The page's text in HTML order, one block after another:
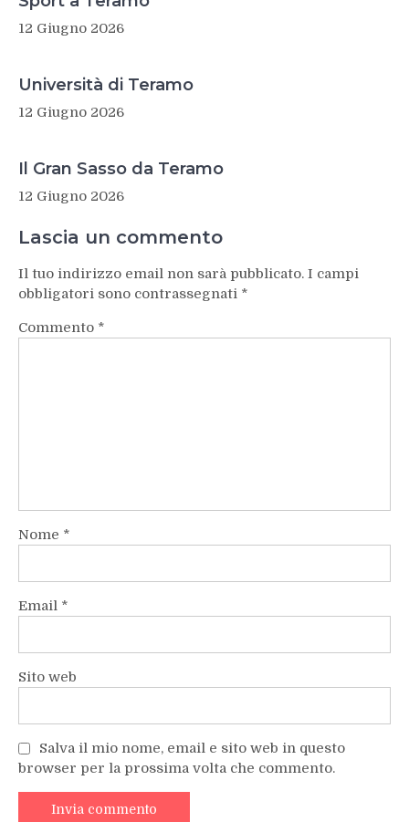
12 Giugno 2026
Università di Teramo
12 Giugno 2026
Il Gran Sasso da Teramo
12 Giugno 2026
Lascia un commento
Il tuo indirizzo email non sarà pubblicato. I campi
obbligatori sono contrassegnati *
Commento *
Nome *
Email *
Sito web
Salva il mio nome, email e sito web in questo
browser per la prossima volta che commento.